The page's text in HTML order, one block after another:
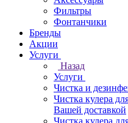
Фильтры
Фонтанчики
Бренды
Акции
Услуги
Назад
Услуги
Чистка и
Чистка кулера
Вашей доставкой
Чистка кулера